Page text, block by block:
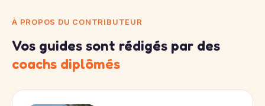
À PROPOS DU CONTRIBUTEUR
Vos guides sont rédigés par des
coachs diplômés